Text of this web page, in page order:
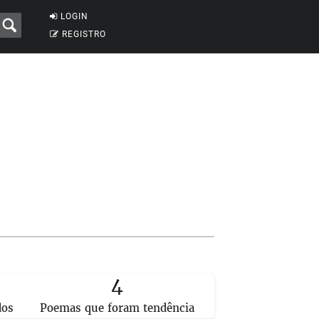
LOGIN
REGISTRO
4
Poemas que foram tendência